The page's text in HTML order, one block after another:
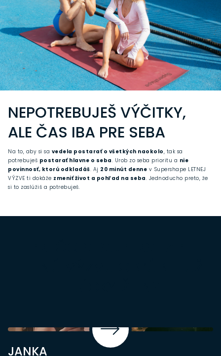
NEPOTREBUJEŠ VÝČITKY,
ALE ČAS IBA PRE SEBA
Na to, aby si sa vedela postarať o všetkých naokolo, tak sa
potrebuješ postarať hlavne o seba. Urob zo seba prioritu a nie
povinnosť, ktorú odkladáš. Aj 20 minút denne v Supershape LETNEJ
VÝZVE ti dokáže zmeniť život a pohľad na seba. Jednoducho preto, že
si to zaslúžiš a potrebuješ.
JANKA